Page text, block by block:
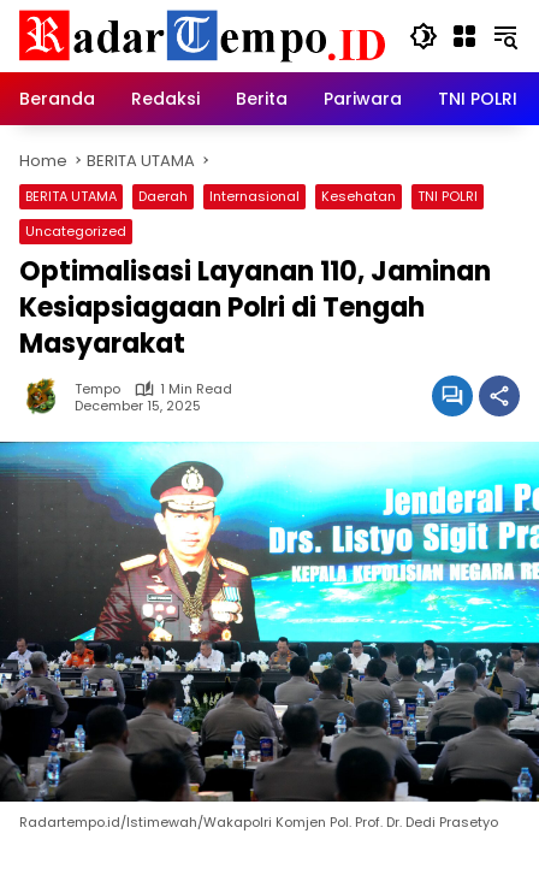
Skip
content
Beranda
Redaksi Berita Pariwara TNI POLRI
Home BERITA UTAMA
BERITA UTAMA Daerah Internasional Kesehatan
TNI POLRI
Uncategorized
Optimalisasi Layanan 110, Jaminan
Kesiapsiagaan Polri di Tengah
Masyarakat
Tempo
1 Min Read
December 15, 2025
Radartempo.id/Istimewah/Wakapolri Komjen Pol. Prof. Dr. Dedi Prasetyo